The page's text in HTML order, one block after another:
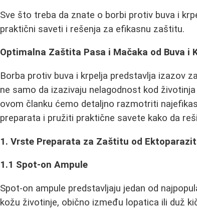
Sve što treba da znate o borbi protiv buva i
praktični saveti i rešenja za efikasnu zaštitu.
Optimalna Zaštita Pasa i Mačaka od Buva i
Borba protiv buva i krpelja predstavlja izazov
ne samo da izazivaju nelagodnost kod
ovom članku ćemo detaljno razmotriti
preparata i pružiti praktične savete kako da
1. Vrste Preparata za Zaštitu od
1.1 Spot-on Ampule
Spot-on ampule predstavljaju jedan od
kožu životinje, obično između lopatica ili duž